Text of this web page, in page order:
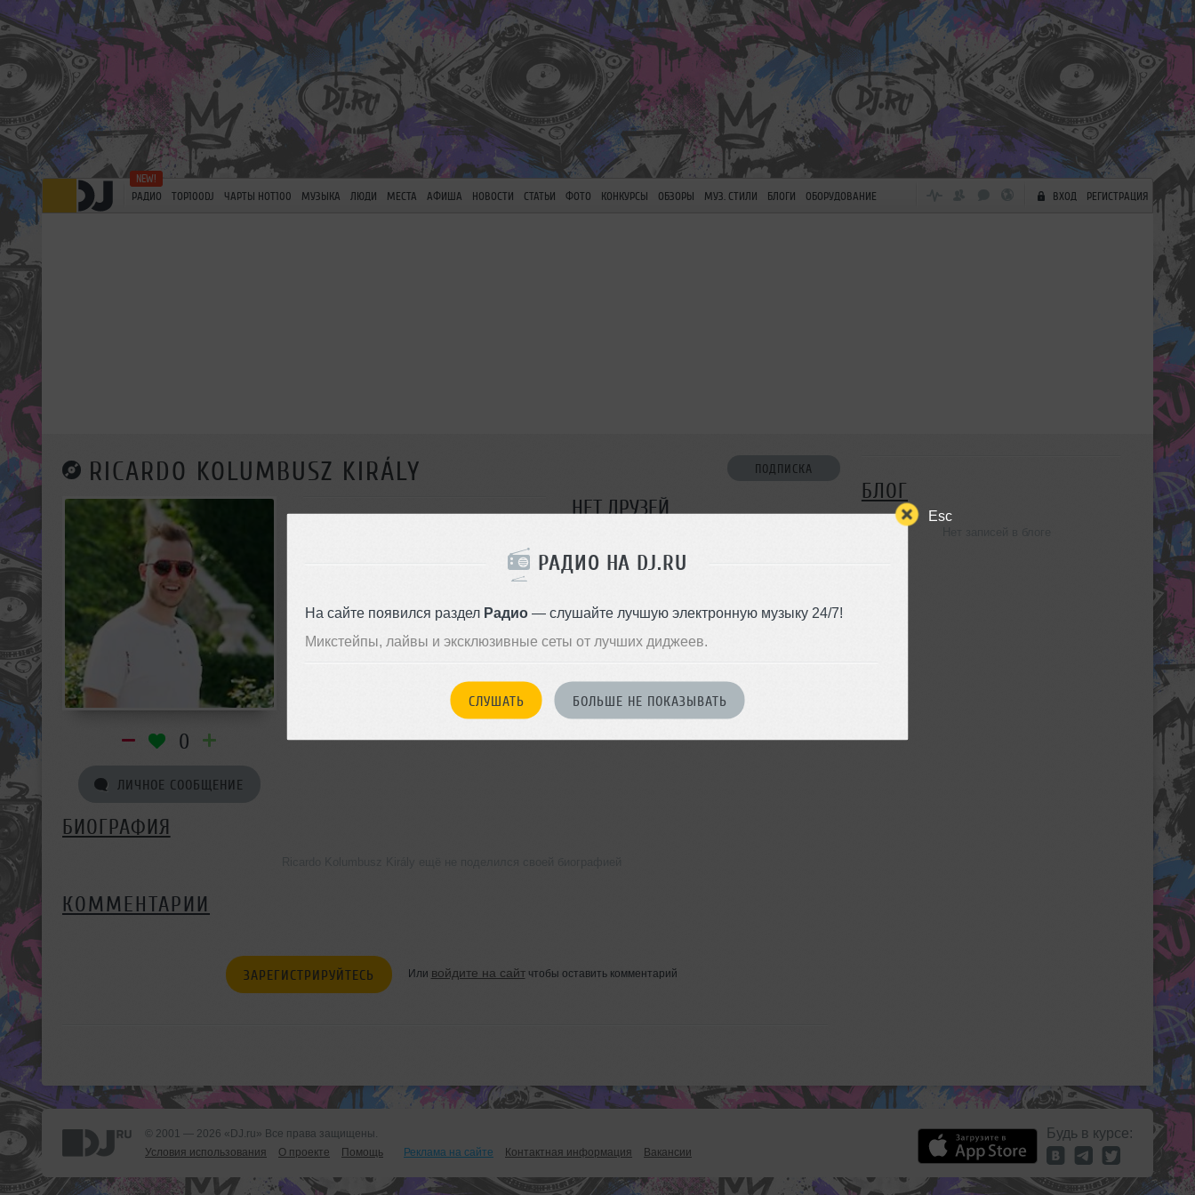
Esc
РАДИО НА DJ.RU
На сайте появился раздел Радио— слушайте лучшую электронную музыку 24/7!
Микстейпы, лайвы и эксклюзивные сеты от лучших диджеев.
СЛУШАТЬ БОЛЬШЕ НЕ ПОКАЗЫВАТЬ
РАДИО TOP100DJ ЧАРТЫ HOT100 МУЗЫКА ЛЮДИ МЕСТА АФИША НОВОСТИ СТАТЬИ ФОТО КОНКУРСЫ ОБЗОРЫ МУЗ. СТИЛИ БЛОГИ ОБОРУДОВАНИЕ ВХОД РЕГИСТРАЦИЯ
RICARDO KOLUMBUSZ KIRÁLY ПОДПИСКА
0
ЛИЧНОЕ СООБЩЕНИЕ
НЕТ ДРУЗЕЙ
БИОГРАФИЯ
КОММЕНТАРИИ
ЗАРЕГИСТРИРУЙТЕСЬ Или войдите на сайтчтобы оставить комментарий
БЛОГ
© 2001 — 2026 «DJ.ru» Все права защищены.
Условия использования
О проекте Помощь Реклама на сайте Контактная информация Вакансии
Будь в курсе: